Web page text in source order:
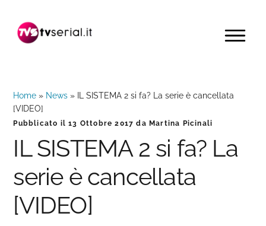
navigazione
contenuto
barra
MENU
Home » News »
IL SISTEMA 2 si fa? La serie è cancellata
[VIDEO]
Pubblicato il13 Ottobre 2017 da Martina Picinali
IL SISTEMA 2 si fa? La
serie è cancellata
[VIDEO]